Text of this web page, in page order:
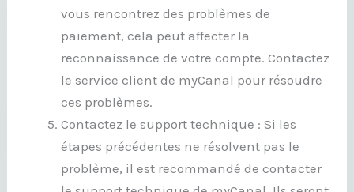
vous rencontrez des problèmes de
paiement, cela peut affecter la
reconnaissance de votre compte. Contactez
le service client de myCanal pour résoudre
ces problèmes.
Contactez le support technique : Si les
étapes précédentes ne résolvent pas le
problème, il est recommandé de contacter